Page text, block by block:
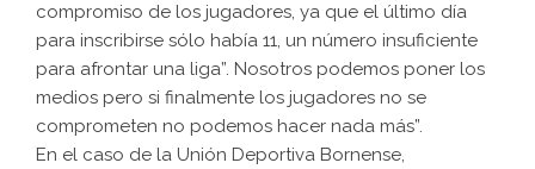
compromiso de los jugadores, ya que el último día
para inscribirse sólo había 11, un número insuficiente
para afrontar una liga”. Nosotros podemos poner los
medios pero si finalmente los jugadores no se
comprometen no podemos hacer nada más”.
En el caso de la Unión Deportiva Bornense,